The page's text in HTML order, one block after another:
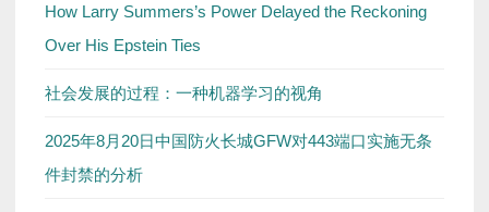
How Larry Summers’s Power Delayed the Reckoning
Over His Epstein Ties
社会发展的过程：一种机器学习的视角
2025年8月20日中国防火长城GFW对443端口实施无条
件封禁的分析